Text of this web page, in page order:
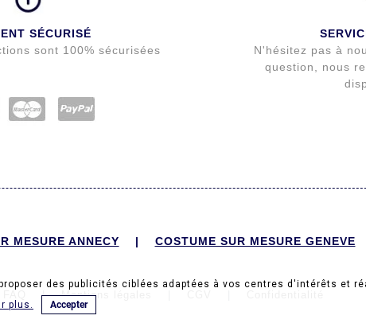
SÉCURISÉ
sont 100% sécurisées
N'hésitez pas à
question, nous
MESURE ANNECY | COSTUME SUR MESURE GENEVE
| Mentions légales
des publicités ciblées adaptées à vos centres d'intérêts et
plus.
Accepter